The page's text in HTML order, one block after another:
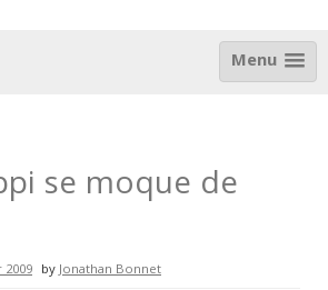
Menu
se moque de
byJonathan Bonnet